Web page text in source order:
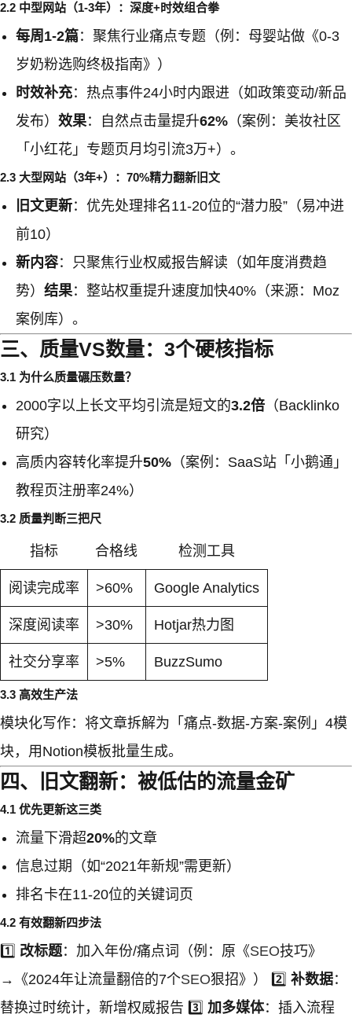
2.2 中型网站（1-3年）：深度+时效组合拳
每周1-2篇 ：聚焦行业痛点专题（例：母婴站做《0-3
岁奶粉选购终极指南》）
时效补充：热点事件24小时内跟进（如政策变动/新品
发布） 效果：自然点击量提升62% （案例：美妆社区
「小红花」专题页月均引流3万+）。
2.3 大型网站（3年+）：70%精力翻新旧文
旧文更新：优先处理排名11-20位的“潜力股”（易冲进
前10）
新内容：只聚焦行业权威报告解读（如年度消费趋
势） 结果：整站权重提升速度加快40%（来源：Moz
案例库）。
三、质量VS数量：3个硬核指标
3.1 为什么质量碾压数量？
2000字以上长文平均引流是短文的3.2倍 （Backlinko
研究）
高质内容转化率提升50% （案例：SaaS站「小鹅通」
教程页注册率24%）
3.2 质量判断三把尺
指标 合格线 检测工具
阅读完成率 >60% Google Analytics
深度阅读率 >30% Hotjar热力图
社交分享率 >5% BuzzSumo
3.3 高效生产法
模块化写作：将文章拆解为「痛点-数据-方案-案例」4模
块，用Notion模板批量生成。
四、旧文翻新：被低估的流量金矿
4.1 优先更新这三类
流量下滑超20%的文章
信息过期（如“2021年新规”需更新）
排名卡在11-20位的关键词页
4.2 有效翻新四步法
1️⃣ 改标题：加入年份/痛点词（例：原《SEO技巧》
→《2024年让流量翻倍的7个SEO狠招》） 2️⃣ 补数据：
替换过时统计，新增权威报告 3️⃣ 加多媒体：插入流程